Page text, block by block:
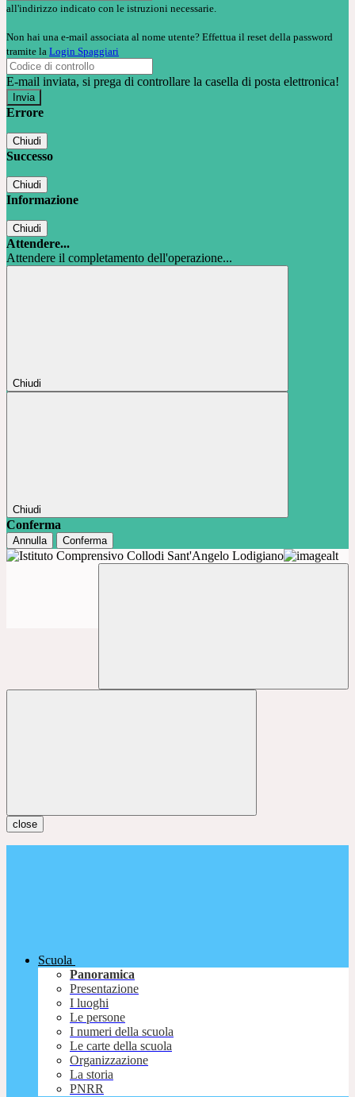
all'indirizzo indicato con le istruzioni necessarie.
Non hai una e-mail associata al nome utente? Effettua il reset della password
tramite la Login Spaggiari
E-mail inviata, si prega di controllare la casella di posta elettronica!
Errore
Chiudi
Successo
Chiudi
Informazione
Chiudi
Attendere...
Attendere il completamento dell'operazione...
Chiudi
Chiudi
Conferma
Annulla Conferma
close
Scuola
Panoramica
Presentazione
I luoghi
Le persone
I numeri della scuola
Le carte della scuola
Organizzazione
La storia
PNRR